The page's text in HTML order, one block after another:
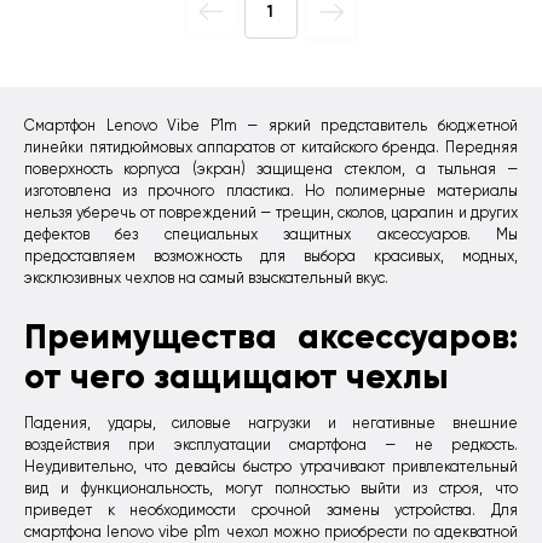
Смартфон Lenovo Vibe P1m — яркий представитель бюджетной
линейки пятидюймовых аппаратов от китайского бренда. Передняя
поверхность корпуса (экран) защищена стеклом, а тыльная —
изготовлена из прочного пластика. Но полимерные материалы
нельзя уберечь от повреждений — трещин, сколов, царапин и других
дефектов без специальных защитных аксессуаров. Мы
предоставляем возможность для выбора красивых, модных,
эксклюзивных чехлов на самый взыскательный вкус.
Преимущества аксессуаров:
от чего защищают чехлы
Падения, удары, силовые нагрузки и негативные внешние
воздействия при эксплуатации смартфона — не редкость.
Неудивительно, что девайсы быстро утрачивают привлекательный
вид и функциональность, могут полностью выйти из строя, что
приведет к необходимости срочной замены устройства. Для
смартфона lenovo vibe p1m чехол можно приобрести по адекватной
1